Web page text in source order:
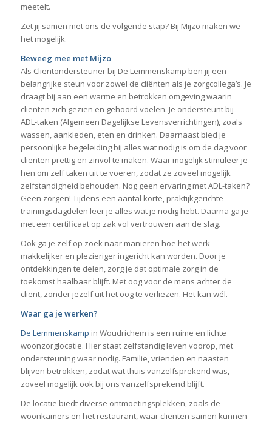
meetelt.
Zet jij samen met ons de volgende stap? Bij Mijzo maken we
het mogelijk.
Beweeg mee met Mijzo
Als Cliëntondersteuner bij De Lemmenskamp ben jij een
belangrijke steun voor zowel de cliënten als je zorgcollega’s. Je
draagt bij aan een warme en betrokken omgeving waarin
cliënten zich gezien en gehoord voelen. Je ondersteunt bij
ADL-taken (Algemeen Dagelijkse Levensverrichtingen), zoals
wassen, aankleden, eten en drinken. Daarnaast bied je
persoonlijke begeleiding bij alles wat nodig is om de dag voor
cliënten prettig en zinvol te maken. Waar mogelijk stimuleer je
hen om zelf taken uit te voeren, zodat ze zoveel mogelijk
zelfstandigheid behouden. Nog geen ervaring met ADL-taken?
Geen zorgen! Tijdens een aantal korte, praktijkgerichte
trainingsdagdelen leer je alles wat je nodig hebt. Daarna ga je
met een certificaat op zak vol vertrouwen aan de slag.
Ook ga je zelf op zoek naar manieren hoe het werk
makkelijker en plezieriger ingericht kan worden. Door je
ontdekkingen te delen, zorg je dat optimale zorg in de
toekomst haalbaar blijft. Met oog voor de mens achter de
cliënt, zonder jezelf uit het oog te verliezen. Het kan wél.
Waar ga je werken?
De Lemmenskamp in Woudrichem is een ruime en lichte
woonzorglocatie. Hier staat zelfstandig leven voorop, met
ondersteuning waar nodig. Familie, vrienden en naasten
blijven betrokken, zodat wat thuis vanzelfsprekend was,
zoveel mogelijk ook bij ons vanzelfsprekend blijft.
De locatie biedt diverse ontmoetingsplekken, zoals de
woonkamers en het restaurant, waar cliënten samen kunnen